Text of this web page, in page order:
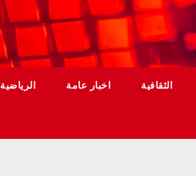
الثقافية اخبار عامة الرياضية